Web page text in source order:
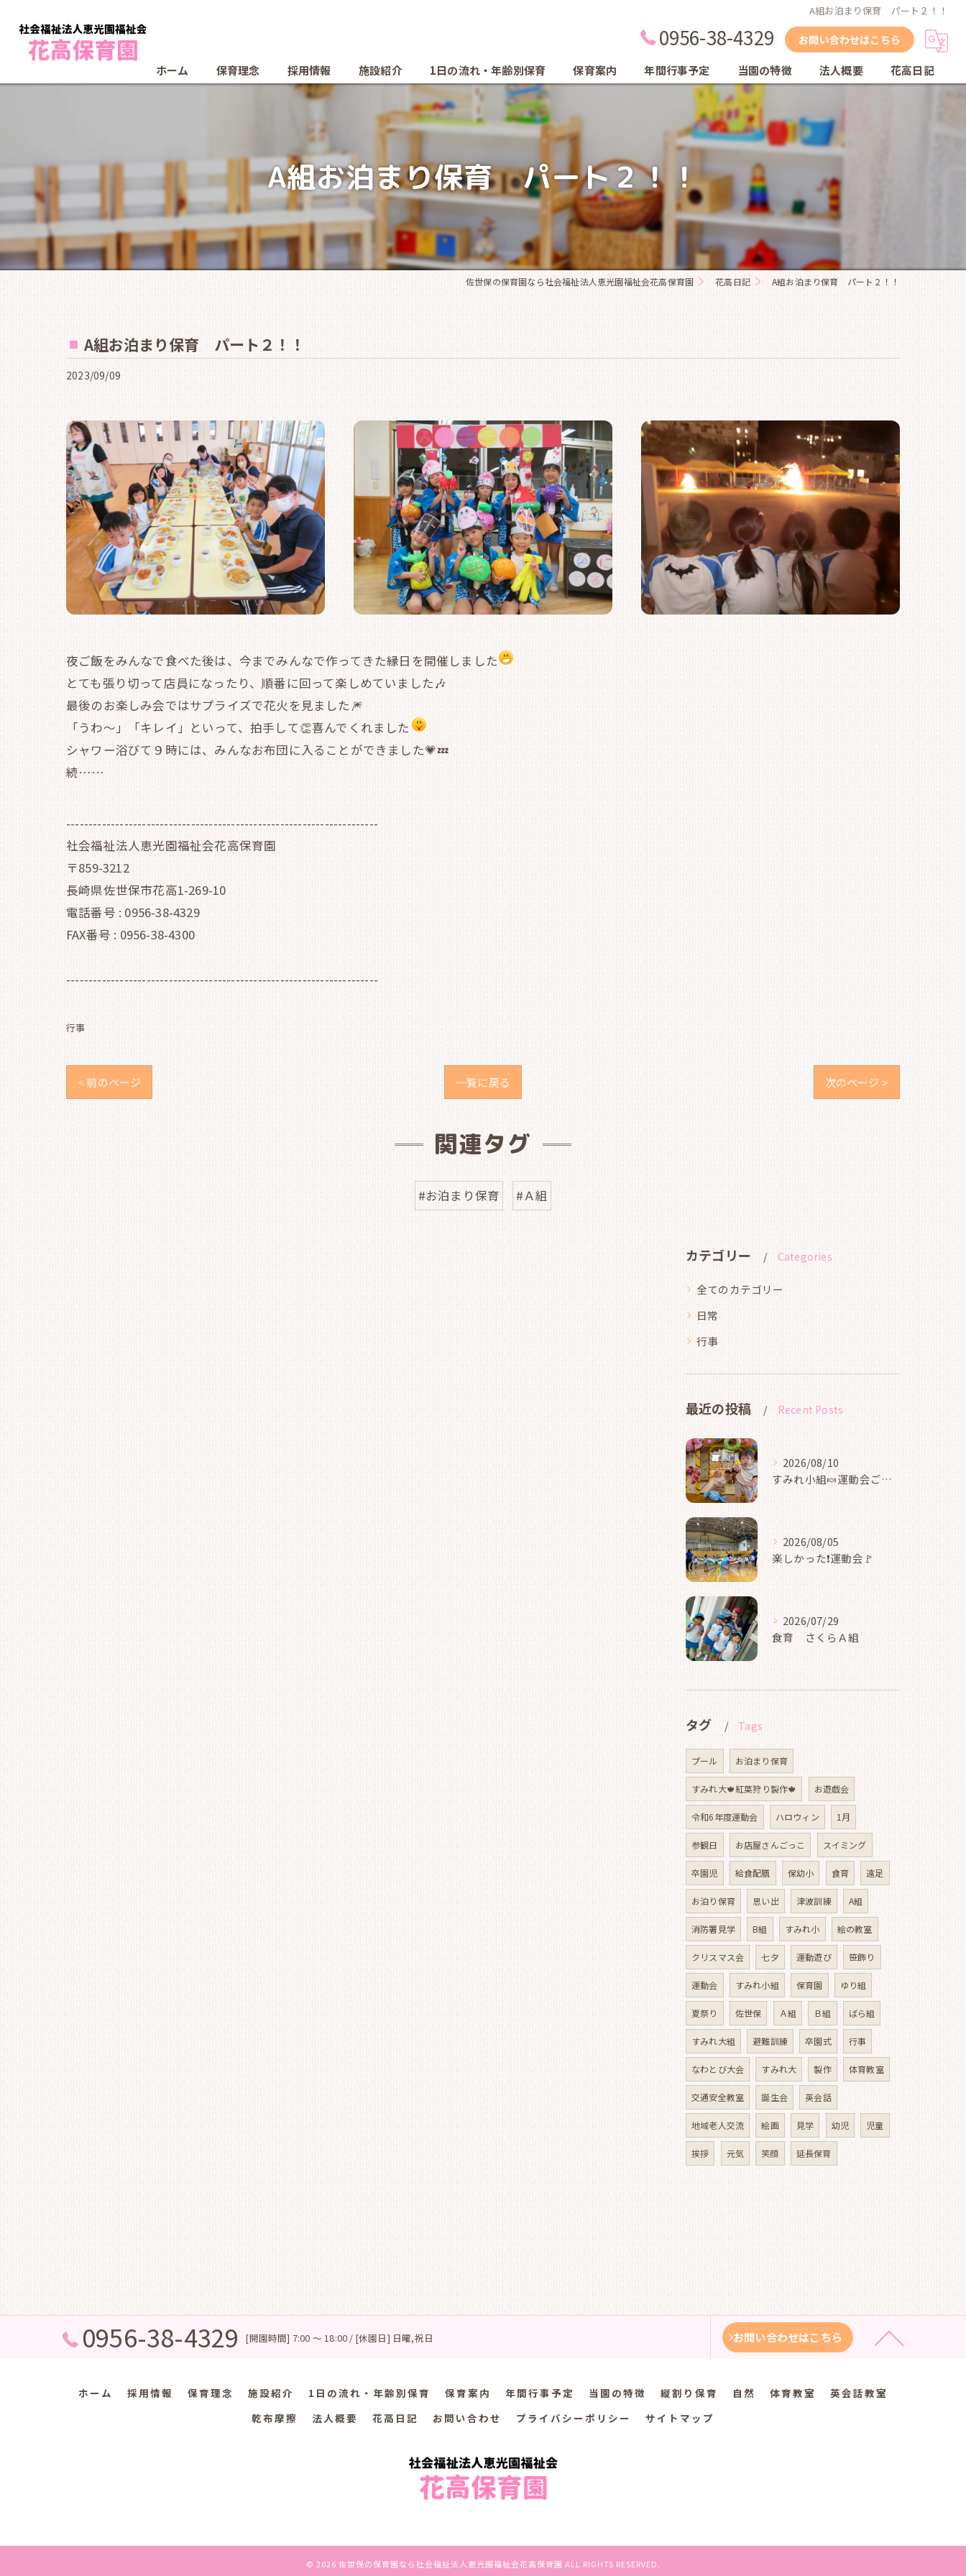
A組お泊まり保育 パート２！！
0956-38-4329 お問い合わせはこちら
ホーム 保育理念 採用情報 施設紹介 1日の流れ・年齢別保育 保育案内 年間行事予定 当園の特徴
縦割り保育
体育教室
英会話教室
乾布摩擦
法人概要 花高日記
A組お泊まり保育 パート２！！
佐世保の保育園なら社会福祉法人恵光園福祉会花高保育園 花高日記 A組お泊まり保育 パート２！！
A組お泊まり保育 パート２！！
2023/09/09
夜ご飯をみんなで食べた後は、今までみんなで作ってきた縁日を開催しました
とても張り切って店員になったり、順番に回って楽しめていました🎶
最後のお楽しみ会ではサプライズで花火を見ました🎆
「うわ～」「キレイ」といって、拍手して👏喜んでくれました
シャワー浴びて９時には、みんなお布団に入ることができました💗💤
続……
----------------------------------------------------------------------
社会福祉法人恵光園福祉会花高保育園
〒859-3212
長崎県佐世保市花高1-269-10
電話番号 : 0956-38-4329
FAX番号 : 0956-38-4300
----------------------------------------------------------------------
行事
< 前のページ 一覧に戻る 次のページ >
関連タグ
#お泊まり保育 #Ａ組
カテゴリー Categories
全てのカテゴリー
日常
行事
最近の投稿 Recent Posts
2026/08/10
すみれ小組🍬運動会ごっこ
2026/08/05
楽しかった❗運動会🚩
2026/07/29
食育 さくらＡ組
タグ Tags
プール お泊まり保育
すみれ大🍁紅葉狩り製作🍁 お遊戯会
令和6年度運動会 ハロウィン 1月
参観日 お店屋さんごっこ スイミング
卒園児 給食配膳 保幼小 食育 遠足
お泊り保育 思い出 津波訓練 A組
消防署見学 B組 すみれ小 絵の教室
クリスマス会 七夕 運動遊び 笹飾り
運動会 すみれ小組 保育園 ゆり組
夏祭り 佐世保 Ａ組 Ｂ組 ばら組
すみれ大組 避難訓練 卒園式 行事
なわとび大会 すみれ大 製作 体育教室
交通安全教室 誕生会 英会話
地域老人交流 絵画 見学 幼児 児童
挨拶 元気 笑顔 延長保育
0956-38-4329 [開園時間] 7:00 ～ 18:00 / [休園日] 日曜,祝日 お問い合わせはこちら
ホーム 採用情報 保育理念 施設紹介 1日の流れ・年齢別保育 保育案内 年間行事予定 当園の特徴 縦割り保育 自然 体育教室
英会話教室
乾布摩擦
法人概要 花高日記 お問い合わせ プライバシーポリシー サイトマップ
© 2026 佐世保の保育園なら社会福祉法人恵光園福祉会花高保育園 ALL RIGHTS RESERVED.